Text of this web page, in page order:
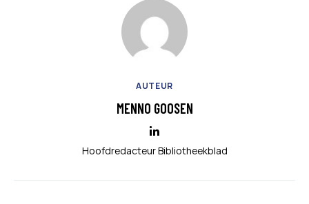
AUTEUR
MENNO GOOSEN
Hoofdredacteur Bibliotheekblad